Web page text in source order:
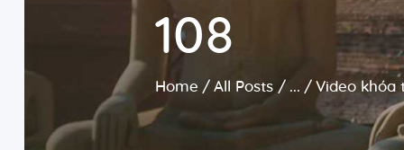
108
Home All Posts ... Video khóa